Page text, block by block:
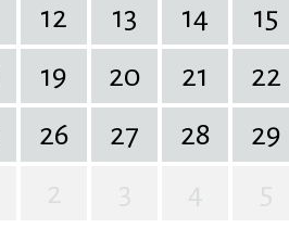
12 13 14
15
19 20 21
22
26 27 28
29